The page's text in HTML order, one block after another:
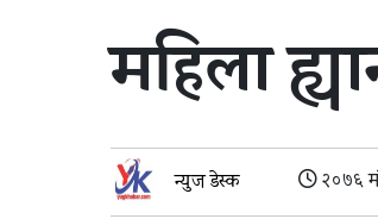
महिला
न्युज डेस्क २०७६